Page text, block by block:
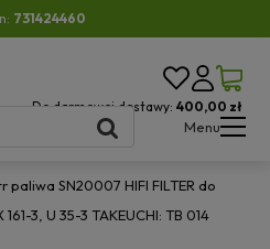
731424460
Do darmowej dostawy: 400,00 zł
Menu
paliwa SN20007 HIFI FILTER do
161-3, U 35-3 TAKEUCHI: TB 014